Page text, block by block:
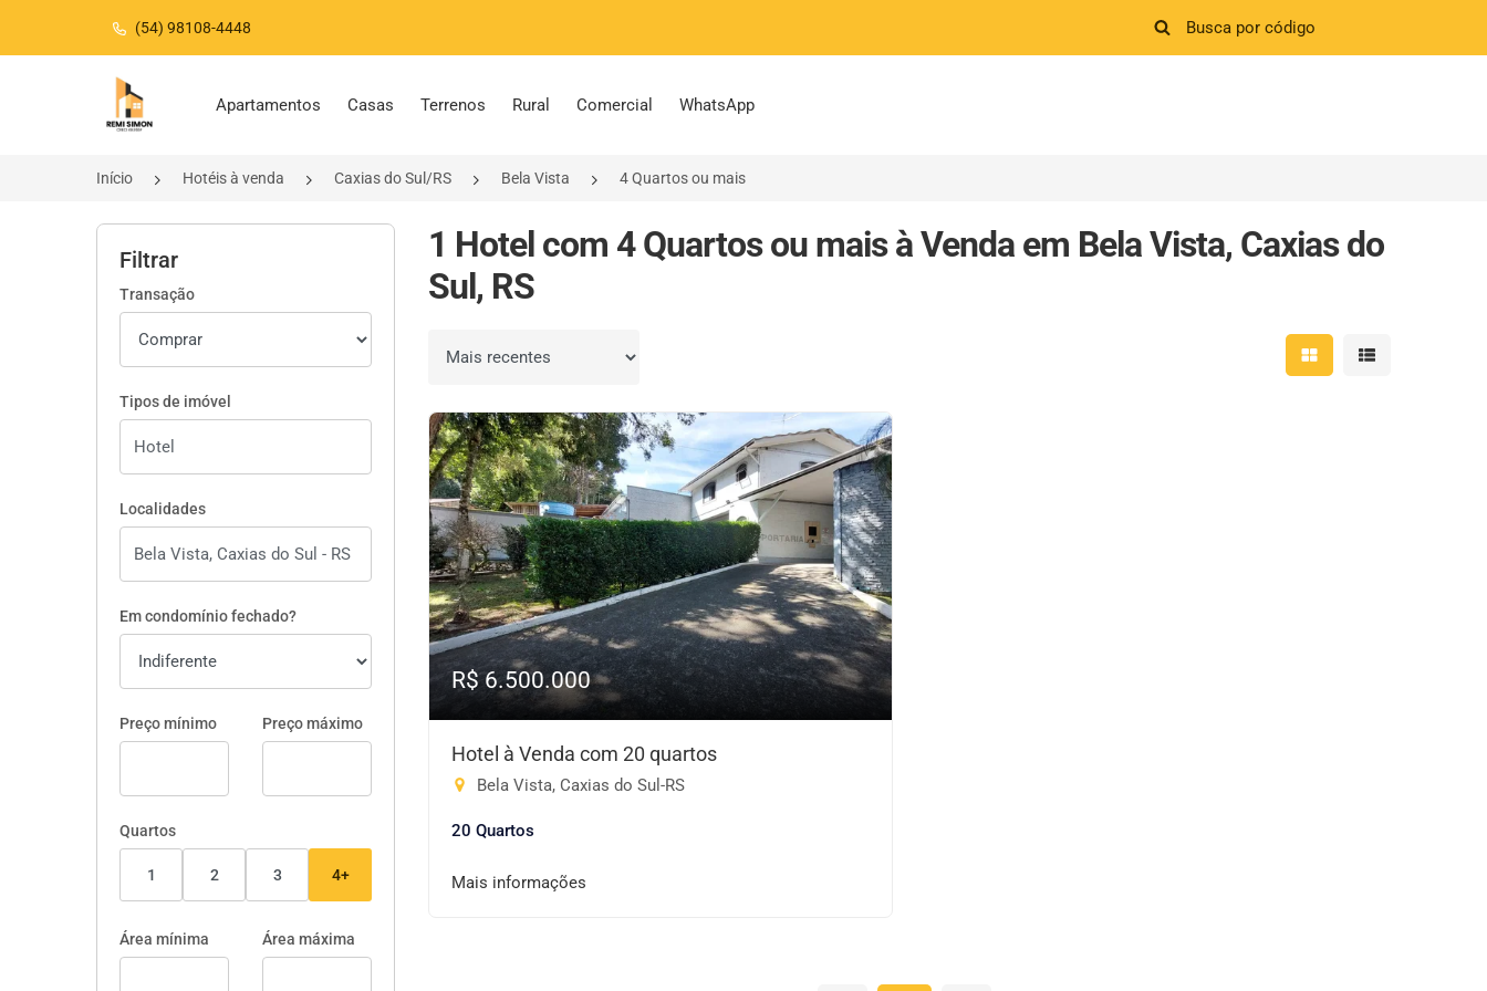
(54) 98108-4448
Página inicial
Apartamentos Casas Terrenos Rural Comercial WhatsApp
Início Hotéis à venda Caxias do Sul/RS Bela Vista 4 Quartos ou mais
Filtrar
Transação
Tipos de imóvel
Localidades
Em condomínio fechado?
Preço mínimo Preço máximo
Quartos
1 2 3 4+
Área mínima Área máxima
1 Hotel com 4 Quartos ou mais à Venda em Bela Vista, Caxias do
Sul, RS
Ordenar por Mostrar resultados em
Mostrar
R$ 6.500.000
Hotel à Venda com 20 quartos
Bela Vista, Caxias do Sul-RS
20 Quartos
Mais informações